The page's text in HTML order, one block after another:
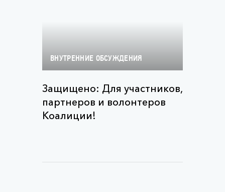
ВНУТРЕННИЕ ОБСУЖДЕНИЯ
Защищено: Для участников,
партнеров и волонтеров
Коалиции!